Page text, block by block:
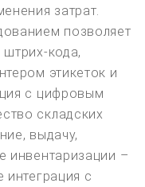
затрат.
позволяет
кода,
этикеток и
с цифровым
складских
выдачу,
инвентаризации –
интеграция с